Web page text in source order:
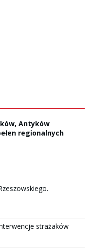
Antyków
regionalnych
strażaków